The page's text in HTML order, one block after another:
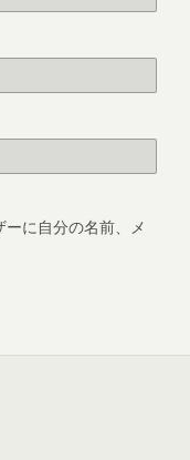
に自分の名前、メ